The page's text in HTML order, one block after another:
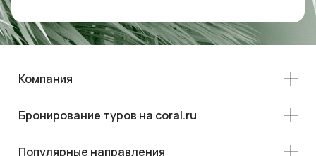
Компания
Бронирование туров на coral.ru
Популярные направления